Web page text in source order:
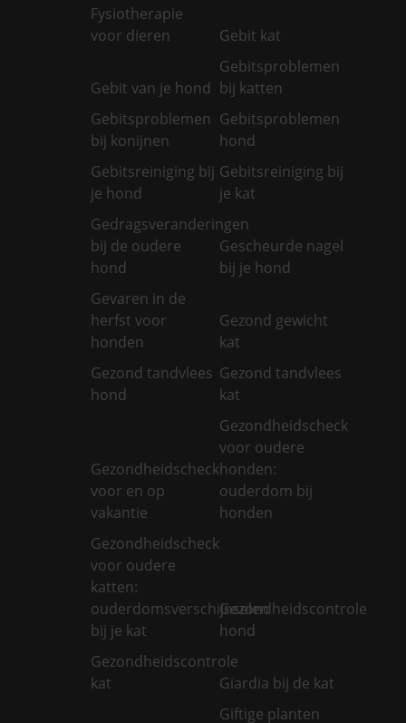
Fysiotherapie
voor dieren
Gebit kat
Gebit van je hond
Gebitsproblemen
bij katten
Gebitsproblemen
bij konijnen
Gebitsproblemen
hond
Gebitsreiniging bij
je hond
Gebitsreiniging bij
je kat
Gedragsveranderingen
bij de oudere
hond
Gescheurde nagel
bij je hond
Gevaren in de
herfst voor
honden
Gezond gewicht
kat
Gezond tandvlees
hond
Gezond tandvlees
kat
Gezondheidscheck
voor en op
vakantie
Gezondheidscheck
voor oudere
honden:
ouderdom bij
honden
Gezondheidscheck
voor oudere
katten:
ouderdomsverschijnselen
bij je kat
Gezondheidscontrole
hond
Gezondheidscontrole
kat
Giardia bij de kat
Giftige planten